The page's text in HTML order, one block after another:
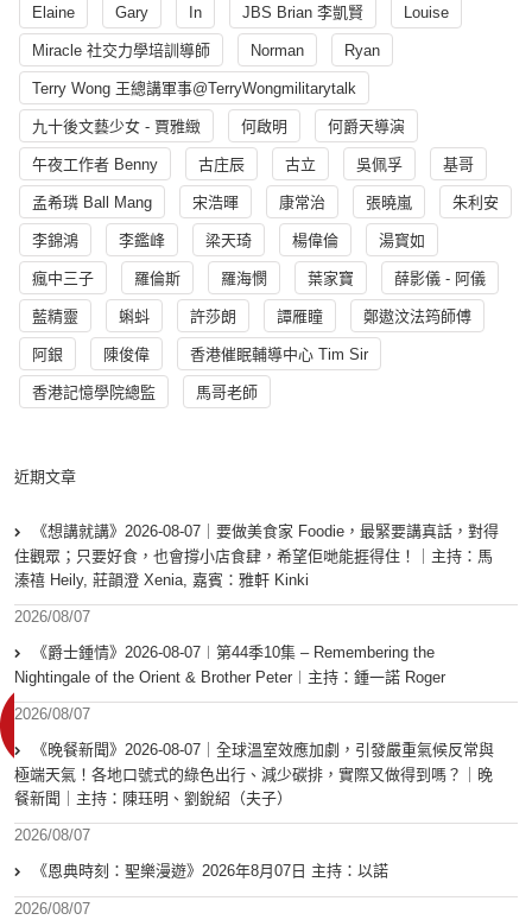
Elaine Gary In JBS Brian 李凱賢 Louise
Miracle 社交力學培訓導師 Norman Ryan
Terry Wong 王總講軍事@TerryWongmilitarytalk
九十後文藝少女 - 賈雅緻 何啟明 何爵天導演
午夜工作者 Benny 古庄辰 古立 吳佩孚 基哥
孟希璘 Ball Mang 宋浩暉 康常治 張曉嵐 朱利安
李錦鴻 李鑑峰 梁天琦 楊偉倫 湯寳如
瘋中三子 羅倫斯 羅海憫 葉家寶 薛影儀 - 阿儀
藍精靈 蝌蚪 許莎朗 譚雁瞳 鄭遨汶法筠師傅
阿銀 陳俊偉 香港催眠輔導中心 Tim Sir
香港記憶學院總監 馬哥老師
近期文章
《想講就講》2026-08-07｜要做美食家 Foodie，最緊要講真話，對得
住觀眾；只要好食，也會撐小店食肆，希望佢哋能捱得住！｜主持：馬
溱禧 Heily, 莊韻澄 Xenia, 嘉賓：雅軒 Kinki
2026/08/07
《爵士鍾情》2026-08-07︱第44季10集 – Remembering the
Nightingale of the Orient & Brother Peter︱主持：鍾一諾 Roger
2026/08/07
《晚餐新聞》2026-08-07｜全球溫室效應加劇，引發嚴重氣候反常與
極端天氣！各地口號式的綠色出行、減少碳排，實際又做得到嗎？｜晚
餐新聞｜主持：陳珏明、劉銳紹（夫子）
2026/08/07
《恩典時刻：聖樂漫遊》2026年8月07日 主持：以諾
2026/08/07